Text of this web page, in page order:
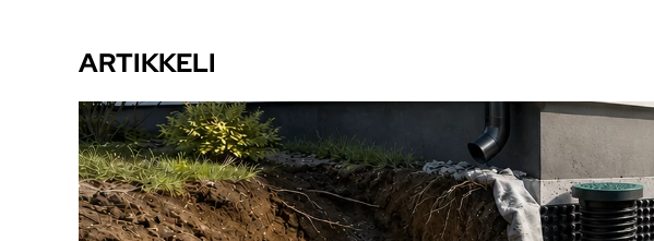
ARTIKKELI